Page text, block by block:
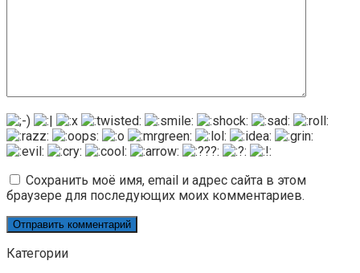
Сохранить моё имя, email и адрес сайта в этом
браузере для последующих моих комментариев.
Категории